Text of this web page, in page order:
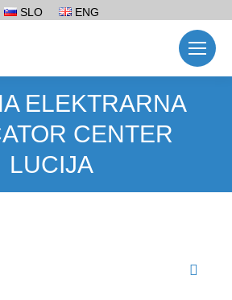
SLO ENG
ELEKTRARNA
CENTER
LUCIJA